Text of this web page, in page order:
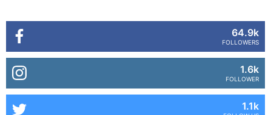
64.9k
FOLLOWERS
1.6k
FOLLOWER
1.1k